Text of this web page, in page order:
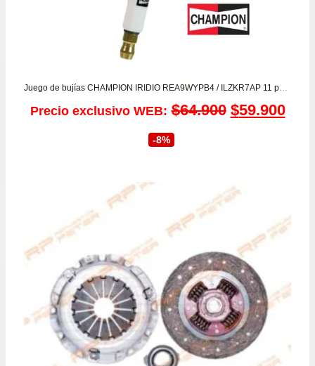
Juego de bujías CHAMPION IRIDIO REA9WYPB4 / ILZKR7AP 11 para Nissan March 1.6 – Tiida 1.6 – Versa 1.6 – Qashqai 1.6/2.0
Precio exclusivo WEB: $64.900 El
era:
$64.900.
$59.900El
-8%